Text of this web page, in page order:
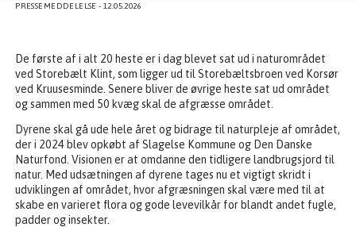
PRESSEMEDDELELSE - 12.05.2026
De første af i alt 20 heste er i dag blevet sat ud i naturområdet
ved Storebælt Klint, som ligger ud til Storebæltsbroen ved Korsør
ved Kruusesminde. Senere bliver de øvrige heste sat ud området
og sammen med 50 kvæg skal de afgræsse området.
Dyrene skal gå ude hele året og bidrage til naturpleje af området,
der i 2024 blev opkøbt af Slagelse Kommune og Den Danske
Naturfond. Visionen er at omdanne den tidligere landbrugsjord til
natur. Med udsætningen af dyrene tages nu et vigtigt skridt i
udviklingen af området, hvor afgræsningen skal være med til at
skabe en varieret flora og gode levevilkår for blandt andet fugle,
padder og insekter.